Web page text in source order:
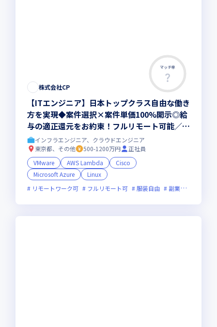
マッチ率
株式会社CP
【ITエンジニア】日本トップクラス自由な働き
方を実現◆案件選択×案件単価100%開示◎給
与の適正還元をお約束！フルリモート可能／平
均残業6.2h／年休130日／寄り添い型SES
インフラエンジニア、クラウドエンジニア
東京都、その他
500-1200万円
正社員
VMware
AWS Lambda
Cisco
Microsoft Azure
Linux
リモートワーク可
フルリモート可 服装自由 副業可